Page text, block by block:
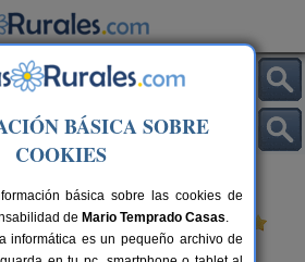
de Rodical
BÁSICA SOBRE
COOKIES
básica sobre las cookies de
de Mario Temprado Casas.
informática es un pequeño archivo de